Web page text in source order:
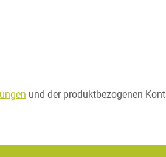
und der produktbezogenen